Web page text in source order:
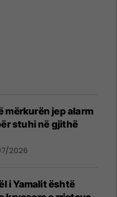
mërkurën jep alarm
stuhi në gjithë
2026
i Yamalit është